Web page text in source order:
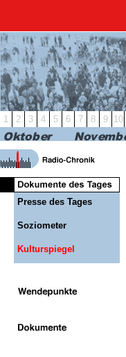
1 2 3 4 5 6 7 8 9 10
Presse des Tages
Soziometer
Kulturspiegel